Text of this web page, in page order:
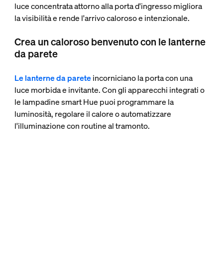
luce concentrata attorno alla porta d'ingresso migliora
la visibilità e rende l'arrivo caloroso e intenzionale.
Crea un caloroso benvenuto con le lanterne
da parete
Le lanterne da pareteincorniciano la porta con una
luce morbida e invitante. Con gli apparecchi integrati o
le lampadine smart Hue puoi programmare la
luminosità, regolare il calore o automatizzare
l'illuminazione con routine al tramonto.